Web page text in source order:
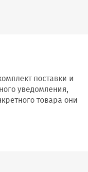
поставки и
уведомления,
товара они